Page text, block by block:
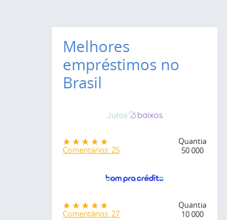
Melhores
empréstimos no
Brasil
Comentários: 25
Quantia
50 000
Comentários: 27
Quantia
10 000